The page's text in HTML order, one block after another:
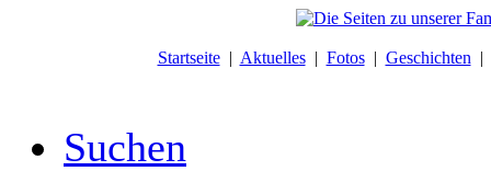
Startseite| Aktuelles| Fotos| Geschichten |
Suchen